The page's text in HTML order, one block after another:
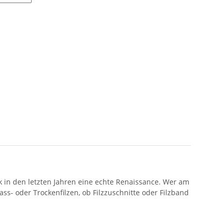
den letzten Jahren eine echte Renaissance. Wer am
oder Trockenfilzen, ob Filzzuschnitte oder Filzband